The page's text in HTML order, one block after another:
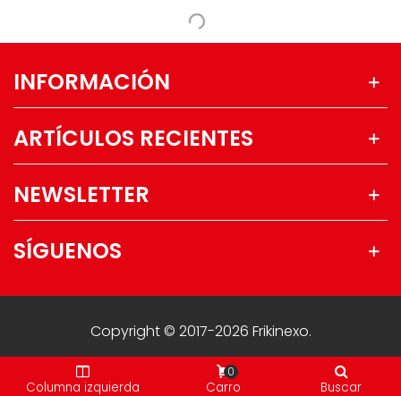
INFORMACIÓN
ARTÍCULOS RECIENTES
NEWSLETTER
SÍGUENOS
Copyright © 2017-2026 Frikinexo.
Columna izquierda Carro
0
Buscar